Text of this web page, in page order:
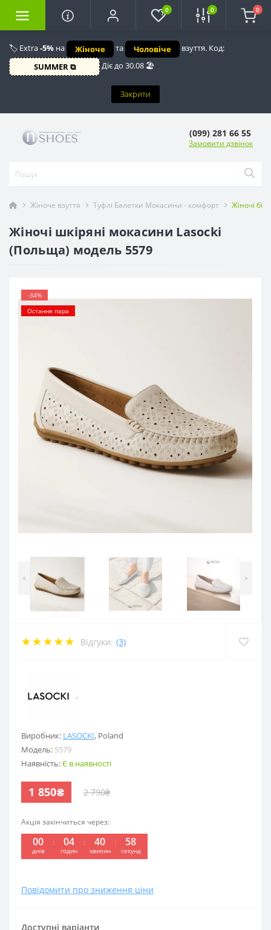
🏷️ Extra-5% на Жіноче та Чоловіче
взуття. Код:
SUMMER ⧉
Діє до 30.08 🏖️
Закрити
0 0 0
(099) 281 66 55
Замовити дзвінок
Жіноче взуття Туфлі Балетки Мокасини - комфорт Жіночі
Жіночі шкіряні мокасини Lasocki
(Польща) модель 5579
-34%
Остання пара
< >
Відгуки: (3)
Виробник: LASOCKI, Poland
Модель: 5579
Наявність:Є в наявності
1 850₴ 2 790₴
Акція закінчиться через:
00
днів
: 04
годин
: 40
хвилин
: 58
секунд
Повідомити про зниження ціни
.
Доступні варіанти